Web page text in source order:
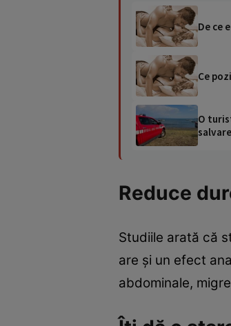
De ce
Ce
O
salvare
Reduce
Studiile arată că
are şi un efect
abdominale,